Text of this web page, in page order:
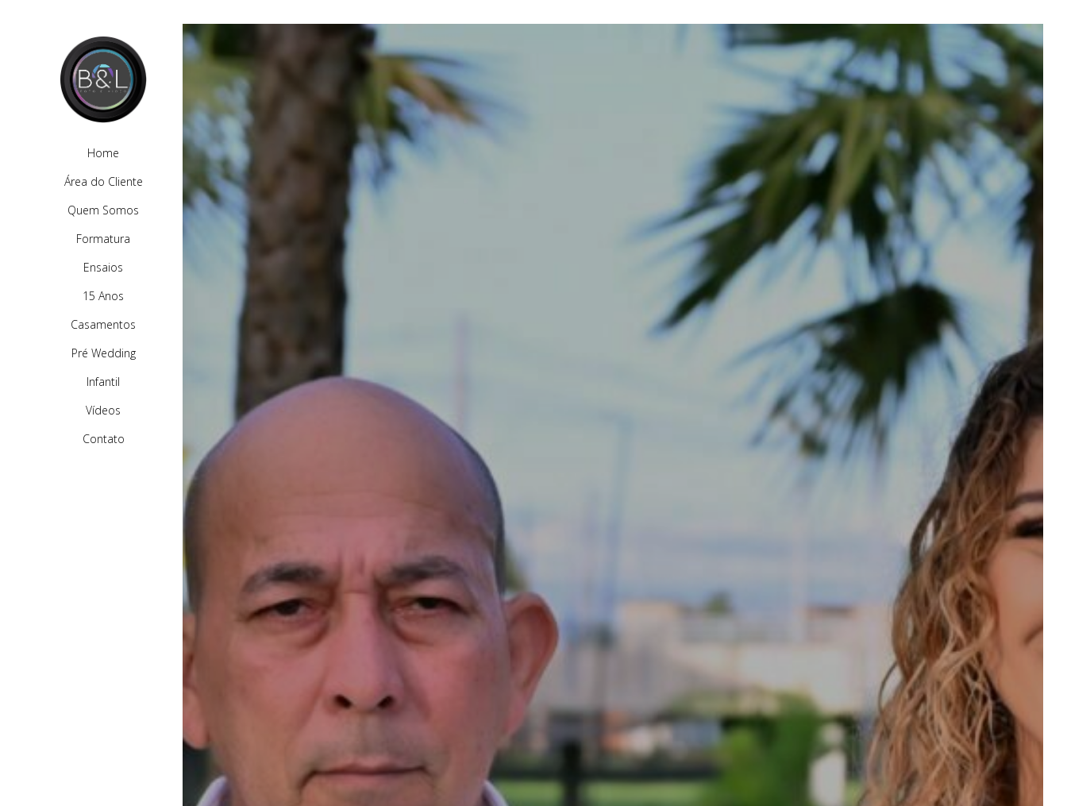
Home
Área do Cliente
Quem Somos
Formatura
Ensaios
15 Anos
Casamentos
Pré Wedding
Infantil
Vídeos
Contato